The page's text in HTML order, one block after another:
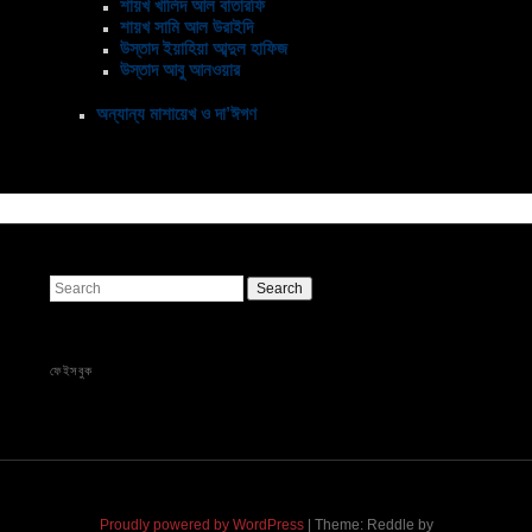
শায়খ খালিদ আল বাতারফি
শায়খ সামি আল উরাইদি
উস্তাদ ইয়াহিয়া আব্দুল হাফিজ
উস্তাদ আবু আনওয়ার
অন্যান্য মাশায়েখ ও দা’ঈগণ
Search
ফেইসবুক
Proudly powered by WordPress Theme: Reddle by